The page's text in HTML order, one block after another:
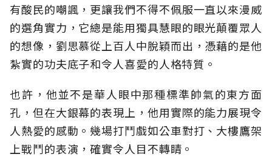
有酸民的嘲諷，更讓我們不得不佩服一直以來漫威
的選角實力，它總是能用獨具慧眼的眼光顛覆眾人
的想像，劉思慕從上百人中脫穎而出，憑藉的是他
紮實的功夫底子和令人喜愛的人格特質。
也許，他並不是華人眼中那種標準帥氣的東方面
孔，但在大銀幕的表現上，他用實際的能力展現令
人熱愛的感動。幾場打鬥戲如公車對打、大樓鷹架
上戰鬥的表演，確實令人目不轉睛。